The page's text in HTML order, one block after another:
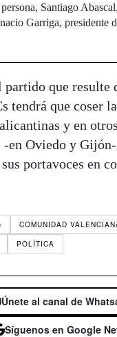
Santiago
Garriga, presidente
partido que resulte
tendrá que coser
y en
-en Oviedo y
portavoces en
COMUNIDAD
POLÍTICA
Únete al canal de
Síguenos en Google